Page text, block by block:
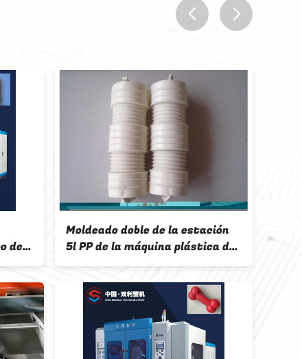
doble de la estación
la máquina plástica del
por insuflación de aire
del HDPE de 1 capa
Estación doble de la
del moldeo por
aire comprimido del
caja de los cosméticos
de 10l